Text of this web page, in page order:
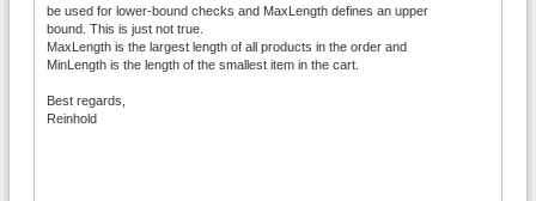
be used for lower-bound checks and MaxLength defines an upper
bound. This is just not true.
MaxLength is the largest length of all products in the order and
MinLength is the length of the smallest item in the cart.
Best regards,
Reinhold